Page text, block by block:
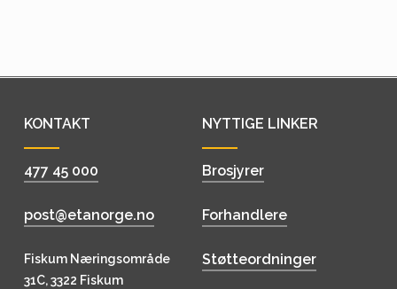
KONTAKT
477 45 000
post@etanorge.no
Fiskum Næringsområde
31C, 3322 Fiskum
NYTTIGE LINKER
Brosjyrer
Forhandlere
Støtteordninger